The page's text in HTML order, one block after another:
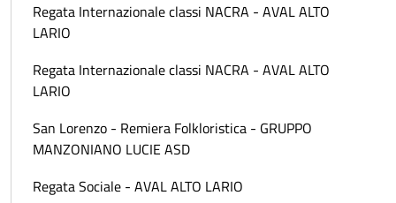
Regata Internazionale classi NACRA - AVAL ALTO
LARIO
Regata Internazionale classi NACRA - AVAL ALTO
LARIO
San Lorenzo - Remiera Folkloristica - GRUPPO
MANZONIANO LUCIE ASD
Regata Sociale - AVAL ALTO LARIO